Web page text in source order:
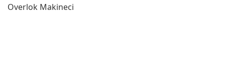
Overlok Makineci